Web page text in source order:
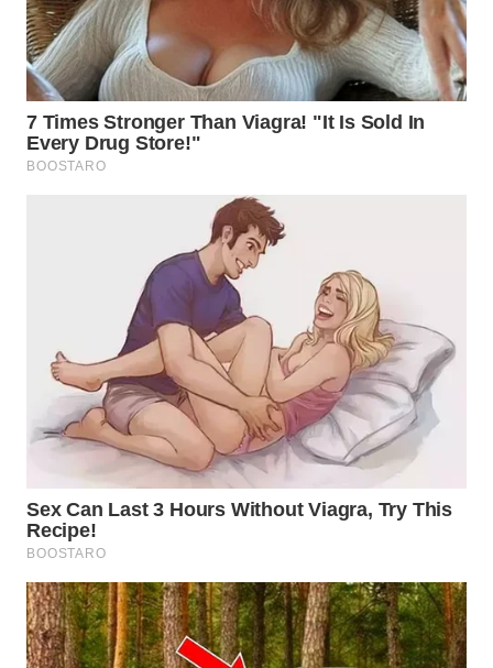
WN
TEBING
TINGGI
WN
PAKPAK
WN
BOGOR
WN
DEPOK
WN
TAPANULI
UTARA
WN
SAMOSIR